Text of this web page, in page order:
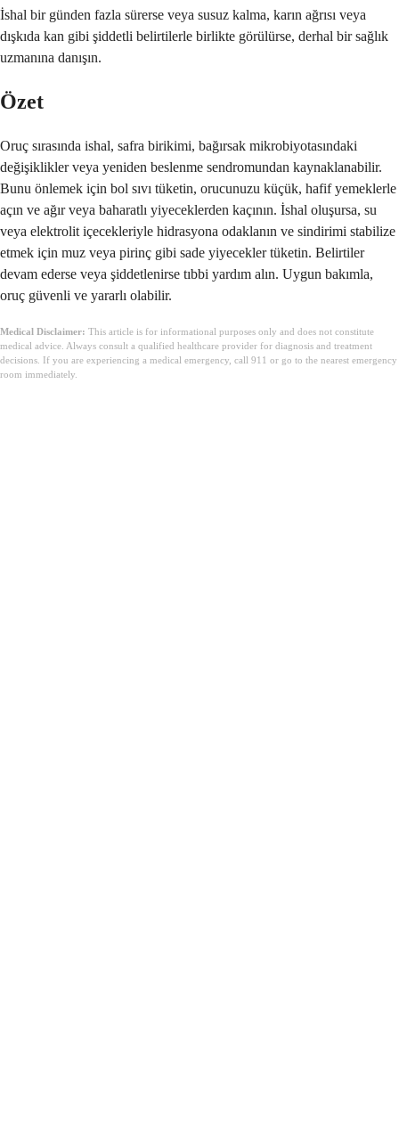
İshal bir günden fazla sürerse veya susuz kalma, karın ağrısı veya
dışkıda kan gibi şiddetli belirtilerle birlikte görülürse, derhal bir sağlık
uzmanına danışın.
Özet
Oruç sırasında ishal, safra birikimi, bağırsak mikrobiyotasındaki
değişiklikler veya yeniden beslenme sendromundan kaynaklanabilir.
Bunu önlemek için bol sıvı tüketin, orucunuzu küçük, hafif yemeklerle
açın ve ağır veya baharatlı yiyeceklerden kaçının. İshal oluşursa, su
veya elektrolit içecekleriyle hidrasyona odaklanın ve sindirimi stabilize
etmek için muz veya pirinç gibi sade yiyecekler tüketin. Belirtiler
devam ederse veya şiddetlenirse tıbbi yardım alın. Uygun bakımla,
oruç güvenli ve yararlı olabilir.
Medical Disclaimer: This article is for informational purposes only and does not constitute
medical advice. Always consult a qualified healthcare provider for diagnosis and treatment
decisions. If you are experiencing a medical emergency, call 911 or go to the nearest emergency
room immediately.